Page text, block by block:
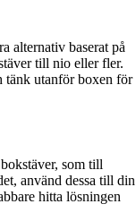
alternativ baserat på
till nio eller fler.
tänk utanför boxen för
som till
använd dessa till din
hitta lösningen